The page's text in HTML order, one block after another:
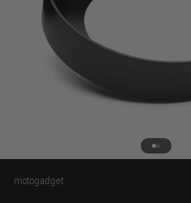
Vai
Vai
motogadget